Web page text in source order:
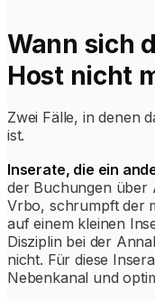
Wann sich
Host nicht
Zwei Fälle, in denen
ist.
Inserate, die ein
der Buchungen
Vrbo, schrumpft der
auf einem kleinen
Disziplin bei der
nicht. Für diese
Nebenkanal und